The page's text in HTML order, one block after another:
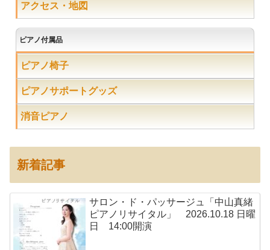
アクセス・地図
ピアノ付属品
ピアノ椅子
ピアノサポートグッズ
消音ピアノ
新着記事
サロン・ド・パッサージュ「中山真緒
ピアノリサイタル」 2026.10.18 日曜
日 14:00開演